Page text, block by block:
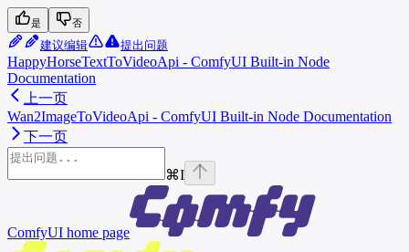
是 否
建议编辑 提出问题
HappyHorseTextToVideoApi - ComfyUI Built-in Node
Documentation
上一页
Wan2ImageToVideoApi - ComfyUI Built-in Node Documentation
下一页
⌘I
ComfyUI home page